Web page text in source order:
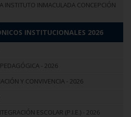
INSTITUTO INMACULADA CONCEPCIÓN
INSTITUCIONALES 2026
- 2026
Y CONVIVENCIA - 2026
ESCOLAR (P.I.E.) - 2026